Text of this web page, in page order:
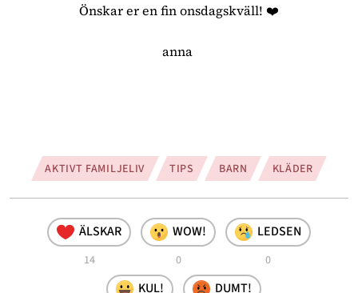
Önskar er en fin onsdagskväll! ❤️
anna
AKTIVT FAMILJELIV TIPS BARN KLÄDER
ÄLSKAR
14
WOW!
0
LEDSEN
0
KUL! DUMT!